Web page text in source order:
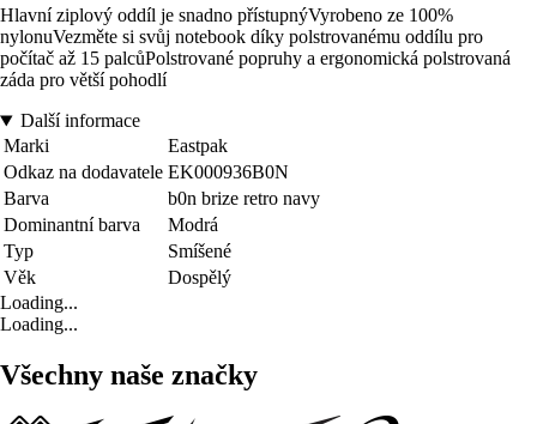
Hlavní ziplový oddíl je snadno přístupnýVyrobeno ze 100%
nylonuVezměte si svůj notebook díky polstrovanému oddílu pro
počítač až 15 palcůPolstrované popruhy a ergonomická polstrovaná
záda pro větší pohodlí
Další informace
Marki
Eastpak
Odkaz na dodavatele EK000936B0N
Barva
b0n brize retro navy
Dominantní barva
Modrá
Typ
Smíšené
Věk
Dospělý
Loading...
Loading...
Všechny naše značky